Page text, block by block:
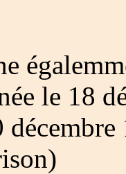
le 18